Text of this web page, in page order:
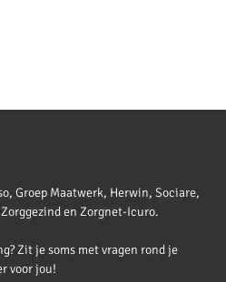
Groep Maatwerk, Herwin, Sociare,
en Zorgnet-Icuro.
Zit je soms met vragen rond je
voor jou!